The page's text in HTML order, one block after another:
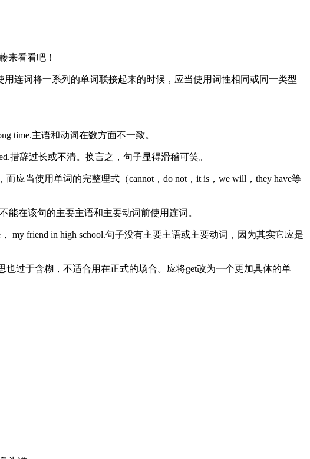
来看看吧！
用连词将一系列的单词联接起来的时候，应当使用词性相同或同一类型
time.主语和动词在数方面不一致。
措辞过长或不清。换言之，句子显得滑稽可笑。
应当使用单词的完整理式（cannot，do not，it is，we will，they have等
能在该句的主要主语和主要动词前使用连词。
my friend in high school.句子没有主要主语或主要动词，因为其实它应是
也过于含糊，不适合用在正式的场合。应将get改为一个更加具体的单